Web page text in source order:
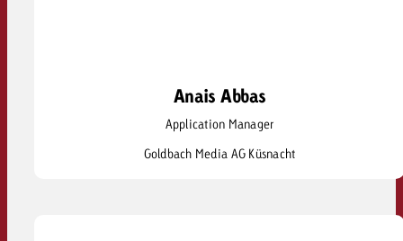
Anais Abbas
Application Manager
Goldbach Media AG Küsnacht
Anais Abbas
anais.abbas@goldbach.com